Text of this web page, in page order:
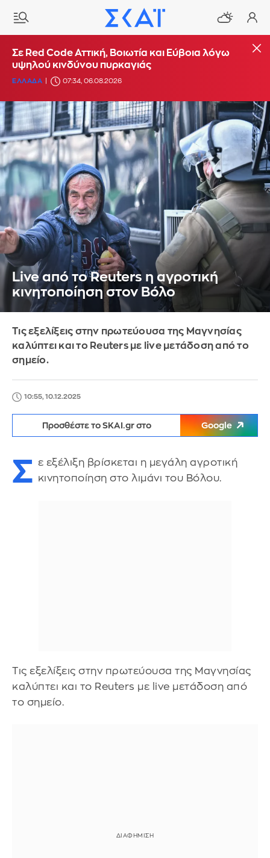
Σε Red Code Αττική, Βοιωτία και Εύβοια λόγω
υψηλού κινδύνου πυρκαγιάς
ΕΛΛΑΔΑ 07:34, 06.08.2026
Live από το Reuters η αγροτική
κινητοποίηση στον Βόλο
Τις εξελίξεις στην πρωτεύουσα της Μαγνησίας
καλύπτει και το Reuters με live μετάδοση από το
σημείο.
10:55, 10.12.2025
Προσθέστε το SKAI.gr στο Google
Σ ε εξέλιξη βρίσκεται η μεγάλη αγροτική
κινητοποίηση στο λιμάνι του Βόλου.
Τις εξελίξεις στην πρωτεύουσα της Μαγνησίας
καλύπτει και το Reuters με live μετάδοση από
το σημείο.